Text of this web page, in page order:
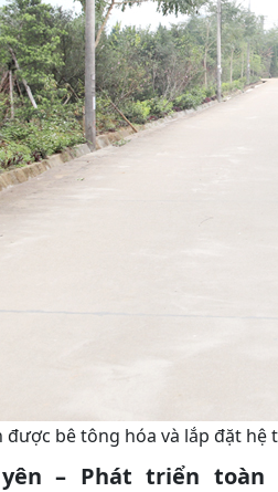
bê tông hóa và lắp đặt hệ
– Phát triển toàn